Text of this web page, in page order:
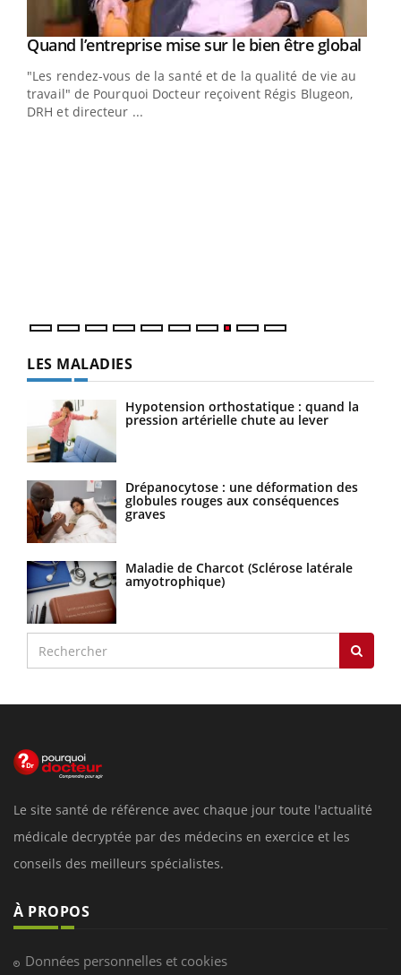
Youtube
Quand l’entreprise mise sur le bien être global
"Les rendez-vous de la santé et de la qualité de vie au
travail" de Pourquoi Docteur reçoivent Régis Blugeon,
DRH et directeur ...
LES MALADIES
Hypotension orthostatique : quand la
pression artérielle chute au lever
Drépanocytose : une déformation des
globules rouges aux conséquences
graves
Maladie de Charcot (Sclérose latérale
amyotrophique)
Le site santé de référence avec chaque jour toute l'actualité
médicale decryptée par des médecins en exercice et les
conseils des meilleurs spécialistes.
À PROPOS
Données personnelles et cookies